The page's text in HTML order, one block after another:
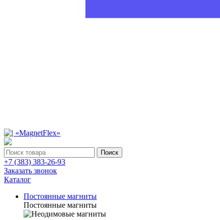
Поиск
+7 (383) 383-26-93
Заказать звонок
Каталог
Постоянные магниты
Постоянные магниты